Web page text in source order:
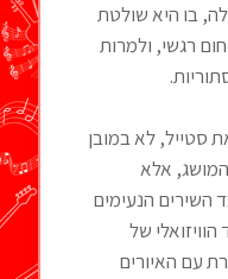
בו היא שולטת
רגשי, ולמרות
סטייל, לא במובן
אלא
השירים הנעימים
של
עם האיורים